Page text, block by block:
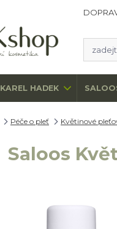
KAREL HADEK
Péče o pleť Květinové
Saloos